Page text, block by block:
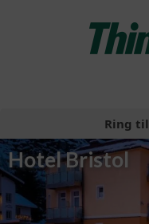
Ring
Hotel Bristol